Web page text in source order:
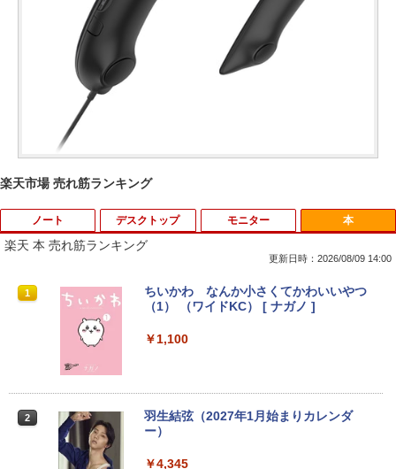
楽天市場 売れ筋ランキング
ノート
1
【★最大100%ポイント】【大特価!訳あ
り!】富士通 LIFEBOOK A576/第6世代 C
晶/USB 3.0/VGA/HDMI/DVD/Office/中古
￥8,999
【マラソンP5倍/10%オフクーポン】中古
デスクトップ モニター
1
富士通 Fujitsu 液晶モニター VL-17CST
17インチ スクエア ホワイト LCD LEDバ
非光沢 ノングレア DVI VESA準拠 ディス
ー シークレット 19インチワイド ノング
本
楽天 本 売れ筋ランキング
更新日時：2026/08/09 14:00
1
ちいかわ なんか小さくてかわいいやつ
（1） （ワイドKC） [ ナガノ ]
￥1,100
2
羽生結弦（2027年1月始まりカレンダ
ー）
￥4,345